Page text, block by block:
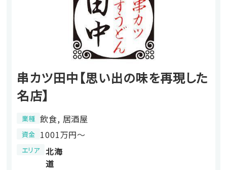
串カツ田中【思い出の味を再現した
名店】
業種 飲食, 居酒屋
資金 1001万円〜
エリア
北海
道